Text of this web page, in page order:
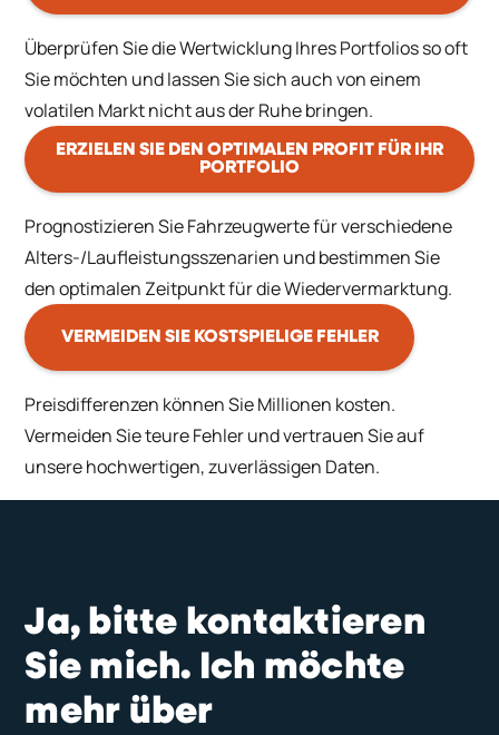
Überprüfen Sie die Wertwicklung Ihres Portfolios so oft
Sie möchten und lassen Sie sich auch von einem
volatilen Markt nicht aus der Ruhe bringen.
ERZIELEN SIE DEN OPTIMALEN PROFIT FÜR IHR
PORTFOLIO
Prognostizieren Sie Fahrzeugwerte für verschiedene
Alters-/Laufleistungsszenarien und bestimmen Sie
den optimalen Zeitpunkt für die Wiedervermarktung.
VERMEIDEN SIE KOSTSPIELIGE FEHLER
Preisdifferenzen können Sie Millionen kosten.
Vermeiden Sie teure Fehler und vertrauen Sie auf
unsere hochwertigen, zuverlässigen Daten.
Ja, bitte kontaktieren
Sie mich. Ich möchte
mehr über